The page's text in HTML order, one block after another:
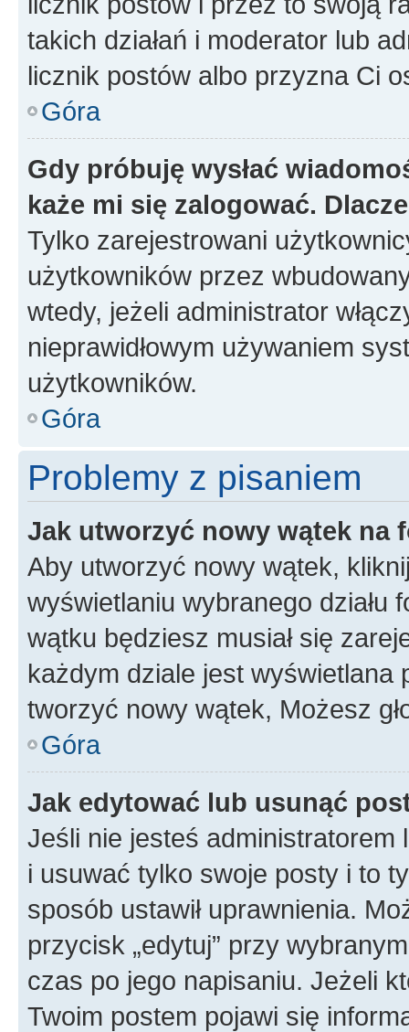
takich działań i moderator lub
licznik postów albo przyzna Ci
Góra
Gdy próbuję wysłać
każe mi się zalogować.
Tylko zarejestrowani
użytkowników przez
wtedy, jeżeli administrator
nieprawidłowym używaniem
użytkowników.
Góra
Problemy z pisaniem
Jak utworzyć nowy wątek na
Aby utworzyć nowy wątek,
wyświetlaniu wybranego działu
wątku będziesz musiał się
każdym dziale jest wyświetlana
tworzyć nowy wątek, Możesz
Góra
Jak edytować lub usunąć
Jeśli nie jesteś
i usuwać tylko swoje posty i to
sposób ustawił uprawnienia.
przycisk „edytuj” przy
czas po jego napisaniu. Jeżeli
Twoim postem pojawi się